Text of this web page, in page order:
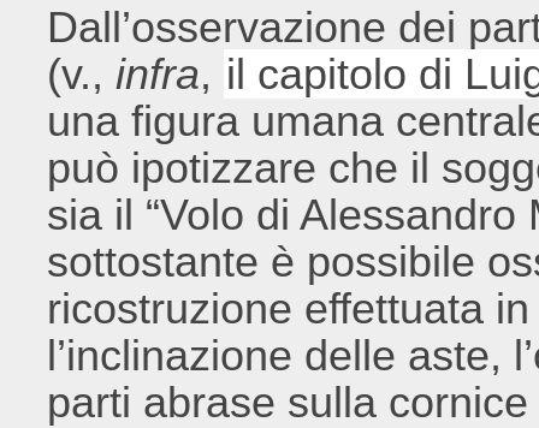
Dall’osservazione dei
(v., infra, il capitolo di
una figura umana
può ipotizzare che il
sia il “Volo di Alessandro
sottostante è possibile
ricostruzione effettuata
l’inclinazione delle aste,
parti abrase sulla